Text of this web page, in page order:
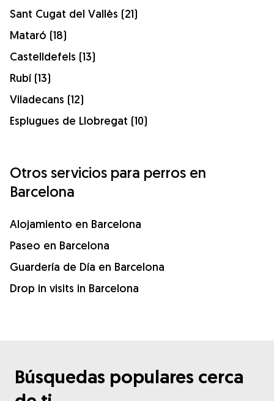
Sant Cugat del Vallès (21)
Mataró (18)
Castelldefels (13)
Rubí (13)
Viladecans (12)
Esplugues de Llobregat (10)
Otros servicios para perros en
Barcelona
Alojamiento en Barcelona
Paseo en Barcelona
Guardería de Día en Barcelona
Drop in visits in Barcelona
Búsquedas populares cerca